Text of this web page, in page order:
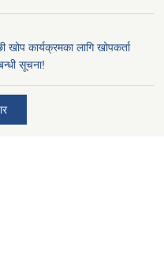
खोप कार्यक्रमका लागि खोपकर्ता
सूचना!